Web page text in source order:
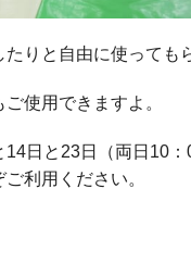
りと自由に使っても
使用できますよ。
14日と23日（両日10
利用ください。